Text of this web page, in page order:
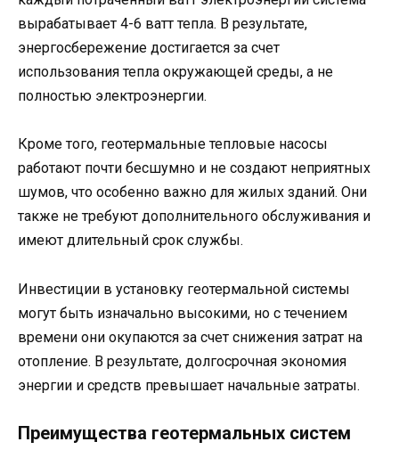
вырабатывает 4-6 ватт тепла. В результате,
энергосбережение достигается за счет
использования тепла окружающей среды, а не
полностью электроэнергии.
Кроме того, геотермальные тепловые насосы
работают почти бесшумно и не создают неприятных
шумов, что особенно важно для жилых зданий. Они
также не требуют дополнительного обслуживания и
имеют длительный срок службы.
Инвестиции в установку геотермальной системы
могут быть изначально высокими, но с течением
времени они окупаются за счет снижения затрат на
отопление. В результате, долгосрочная экономия
энергии и средств превышает начальные затраты.
Преимущества геотермальных систем